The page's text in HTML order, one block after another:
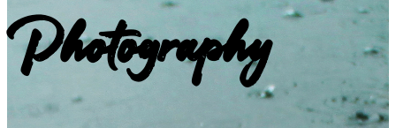
Photography